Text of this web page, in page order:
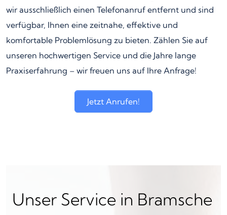
wir ausschließlich einen Telefonanruf entfernt und sind
verfügbar, Ihnen eine zeitnahe, effektive und
komfortable Problemlösung zu bieten. Zählen Sie auf
unseren hochwertigen Service und die Jahre lange
Praxiserfahrung – wir freuen uns auf Ihre Anfrage!
Jetzt Anrufen!
Unser Service in Bramsche